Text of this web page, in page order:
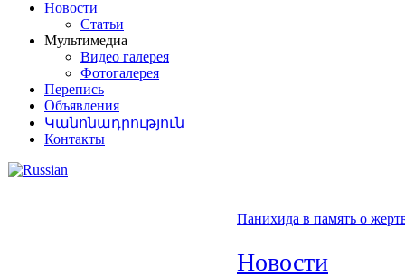
Новости
Статьи
Мультимедиа
Видео галерея
Фотогалерея
Перепись
Объявления
Կանոնադրություն
Контакты
Панихида в память о
Новости